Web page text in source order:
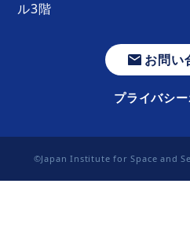
ル3階
お問い
プライバシ
©Japan Institute for Space and